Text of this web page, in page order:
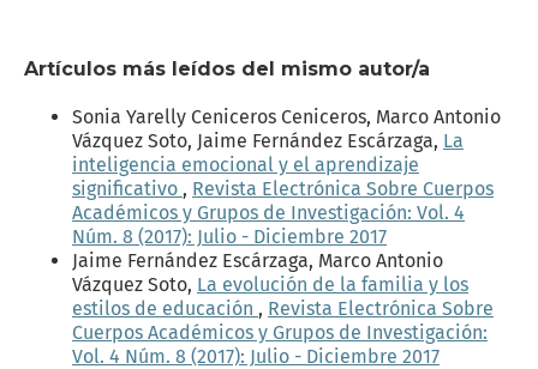
Artículos más leídos del mismo autor/a
Sonia Yarelly Ceniceros Ceniceros, Marco Antonio
Vázquez Soto, Jaime Fernández Escárzaga, La
inteligencia emocional y el aprendizaje
significativo , Revista Electrónica Sobre Cuerpos
Académicos y Grupos de Investigación: Vol. 4
Núm. 8 (2017): Julio - Diciembre 2017
Jaime Fernández Escárzaga, Marco Antonio
Vázquez Soto, La evolución de la familia y los
estilos de educación , Revista Electrónica Sobre
Cuerpos Académicos y Grupos de Investigación:
Vol. 4 Núm. 8 (2017): Julio - Diciembre 2017